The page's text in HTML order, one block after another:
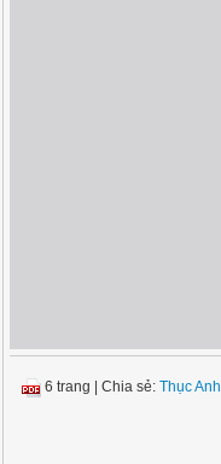
6 trang |Chia sẻ:Thục Anh